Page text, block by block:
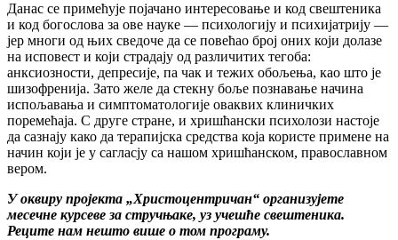
Данас се примећује појачано интересовање и код свештеника
и код богослова за ове науке — психологију и психијатрију —
јер многи од њих сведоче да се повећао број оних који долазе
на исповест и који страдају од различитих тегоба:
анксиозности, депресије, па чак и тежих обољења, као што је
шизофренија. Зато желе да стекну боље познавање начина
испољавања и симптоматологије оваквих клиничких
поремећаја. С друге стране, и хришћански психолози настоје
да сазнају како да терапијска средства која користе примене на
начин који је у сагласју са нашом хришћанском, православном
вером.
У оквиру пројекта „Христоцентричан“ организујете
месечне курсеве за стручњаке, уз учешће свештеника.
Реците нам нешто више о том програму.